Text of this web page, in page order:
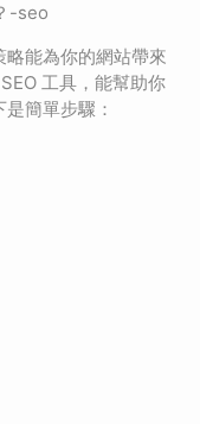
-seo
能為你的網站帶來
工具，能幫助你
簡單步驟：